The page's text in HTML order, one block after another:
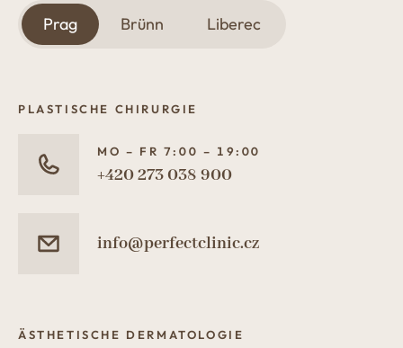
Prag Brünn Liberec
PLASTISCHE CHIRURGIE
MO – FR 7:00 – 19:00
+420 273 038 900
info@perfectclinic.cz
ÄSTHETISCHE DERMATOLOGIE